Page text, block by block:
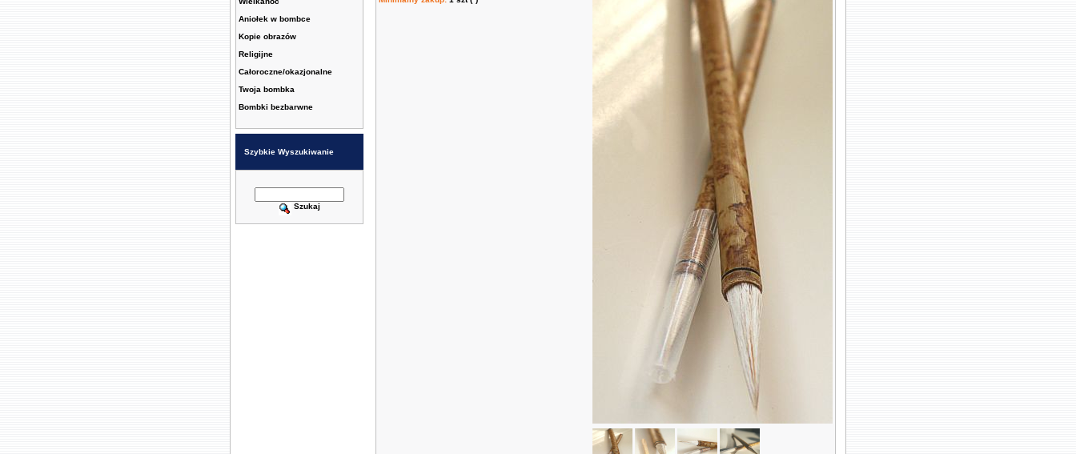
Aniołek w bombce
Kopie obrazów
Religijne
Całoroczne/okazjonalne
Twoja bombka
Bombki bezbarwne
Szybkie Wyszukiwanie
Szukaj